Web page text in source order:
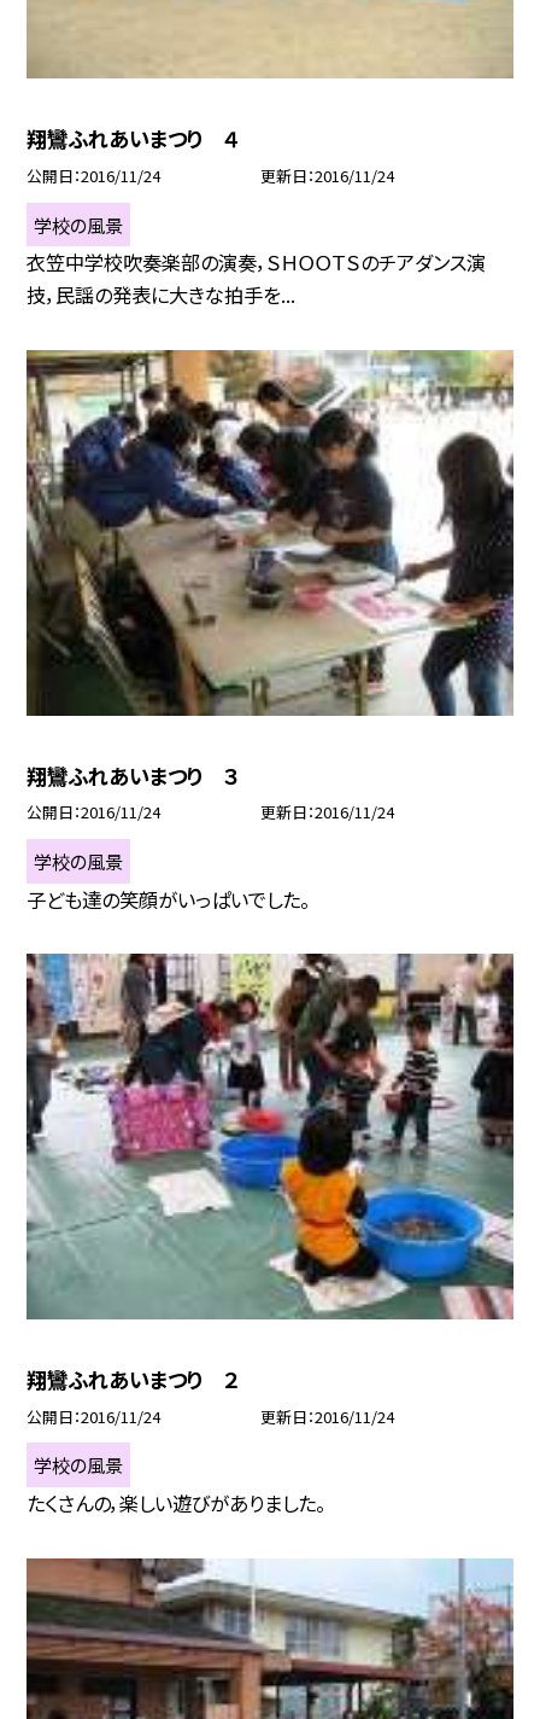
翔鸞ふれあいまつり ４
公開日 2016/11/24 更新日 2016/11/24
学校の風景
衣笠中学校吹奏楽部の演奏，ＳＨＯＯＴＳのチアダンス演
技，民謡の発表に大きな拍手を...
翔鸞ふれあいまつり ３
公開日 2016/11/24 更新日 2016/11/24
学校の風景
子ども達の笑顔がいっぱいでした。
翔鸞ふれあいまつり ２
公開日 2016/11/24 更新日 2016/11/24
学校の風景
たくさんの，楽しい遊びがありました。